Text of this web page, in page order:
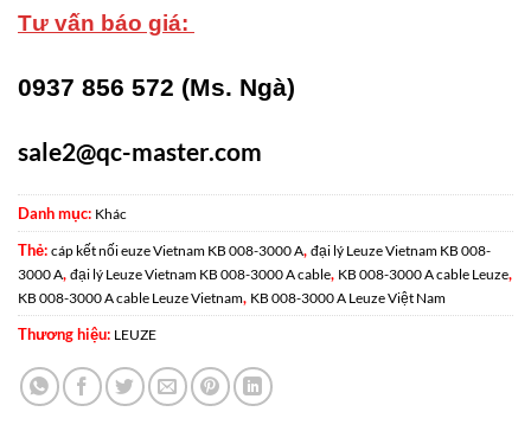
Tư vấn báo giá:
0937 856 572 (Ms. Ngà)
sale2@qc-master.com
Danh mục: Khác
Thẻ: cáp kết nối euze Vietnam KB 008-3000 A, đại lý Leuze Vietnam KB 008-
3000 A, đại lý Leuze Vietnam KB 008-3000 A cable, KB 008-3000 A cable Leuze,
KB 008-3000 A cable Leuze Vietnam, KB 008-3000 A Leuze Việt Nam
Thương hiệu: LEUZE